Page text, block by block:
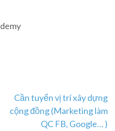
Cần tuyển vị trí xây dựng
cộng đồng (Marketing làm
QC FB, Google… )